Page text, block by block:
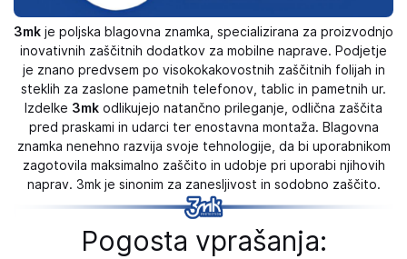
3mk je poljska blagovna znamka, specializirana za proizvodnjo
inovativnih zaščitnih dodatkov za mobilne naprave. Podjetje
je znano predvsem po visokokakovostnih zaščitnih folijah in
steklih za zaslone pametnih telefonov, tablic in pametnih ur.
Izdelke 3mk odlikujejo natančno prileganje, odlična zaščita
pred praskami in udarci ter enostavna montaža. Blagovna
znamka nenehno razvija svoje tehnologije, da bi uporabnikom
zagotovila maksimalno zaščito in udobje pri uporabi njihovih
naprav. 3mk je sinonim za zanesljivost in sodobno zaščito.
Pogosta vprašanja: